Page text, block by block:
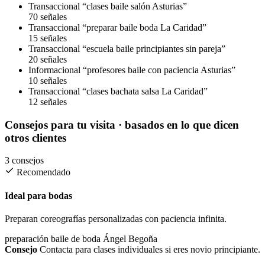
Transaccional “clases baile salón Asturias”
70 señales
Transaccional “preparar baile boda La Caridad”
15 señales
Transaccional “escuela baile principiantes sin pareja”
20 señales
Informacional “profesores baile con paciencia Asturias”
10 señales
Transaccional “clases bachata salsa La Caridad”
12 señales
Consejos para tu visita · basados en lo que dicen
otros clientes
3 consejos
Recomendado
Ideal para bodas
Preparan coreografías personalizadas con paciencia infinita.
preparación baile de boda Ángel Begoña
Consejo Contacta para clases individuales si eres novio principiante.